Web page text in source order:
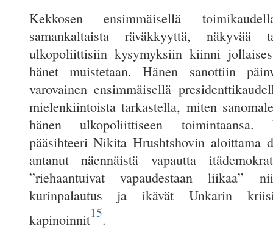
Kekkosen ensimmäisellä
samankaltaista räväkkyyttä, näkyvää
ulkopoliittisiin kysymyksiin kiinni
hänet muistetaan. Hänen sanottiin
varovainen ensimmäisellä
mielenkiintoista tarkastella, miten
hänen ulkopoliittiseen toimintaansa.
pääsihteeri Nikita Hrushtshovin aloittama
antanut näennäistä vapautta
”riehaantuivat vapaudestaan liikaa”
kurinpalautus ja ikävät Unkarin
kapinoinnit15.